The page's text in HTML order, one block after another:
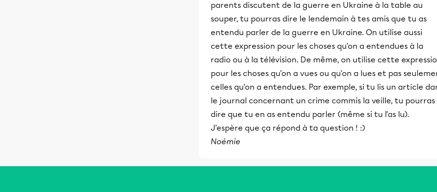
parents discutent de la guerre en Ukraine à la table au
souper, tu pourras dire le lendemain à tes amis que tu as
entendu parler de la guerre en Ukraine. On utilise aussi
cette expression pour les choses qu'on a entendues à la
radio ou à la télévision. De même, on utilise cette
pour les choses qu'on a vues ou qu'on a lues et pas
celles qu'on a entendues. Par exemple, si tu lis un article
le journal concernant un crime commis la veille, tu pourras
dire que tu en as entendu parler (même si tu l'as lu).
J'espère que ça répond à ta question ! :)
Noémie